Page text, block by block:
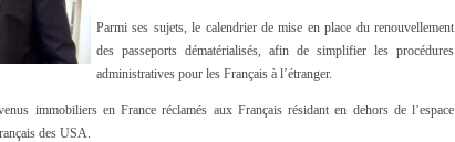
Parmi ses sujets, le calendrier de mise en place du renouvellement
des passeports dématérialisés, afin de simplifier les procédures
administratives pour les Français à l’étranger.
immobiliers en France réclamés aux Français résidant en dehors de l’espace
des USA.